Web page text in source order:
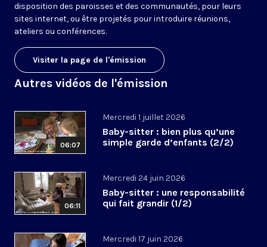
disposition des paroisses et des communautés, pour leurs
sites internet, ou être projetés pour introduire réunions,
ateliers ou conférences.
Visiter la page de l'émission
Autres vidéos de l'émission
06:07
Mercredi 1 juillet 2026
Baby-sitter : bien plus qu’une
simple garde d’enfants (2/2)
06:11
Mercredi 24 juin 2026
Baby-sitter : une responsabilité
qui fait grandir (1/2)
Mercredi 17 juin 2026